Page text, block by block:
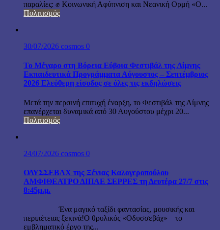
παραλίες: ✊ Κοινωνική Αφύπνιση και Νεανική Ορμή «Ο...
Πολιτισμός
30/07/2026 cosmos 0
Το Μέγαρο στη Βόρεια Εύβοια Φεστιβάλ της Λίμνης
Εκπαιδευτικά Προγράμματα Αύγουστος – Σεπτέμβριος
2026 Ελεύθερη είσοδος σε όλες τις εκδηλώσεις
Μετά την περσινή επιτυχή έναρξη, το Φεστιβάλ της Λίμνης
επανέρχεται δυναμικά από 30 Αυγούστου μέχρι 20...
Πολιτισμός
24/07/2026 cosmos 0
ΟΔΥΣΣΕΒΑΧ της Ξένιας Καλογεροπούλου
ΑΜΦΙΘΕΑΤΡΟ ΔΙΠΑΕ ΣΕΡΡΕΣ τη Δευτέρα 27/7 στις
8:45μ.μ.
Ένα μαγικό ταξίδι φαντασίας, μουσικής και
περιπέτειας ξεκινά!Ο θρυλικός «Οδυσσεβάχ» – το
εμβληματικό έργο της...